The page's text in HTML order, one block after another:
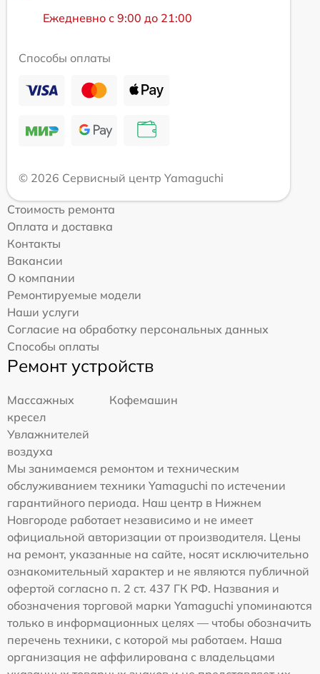
Ежедневно с 9:00 до 21:00
Способы оплаты
© 2026 Сервисный центр Yamaguchi
Стоимость ремонта
Оплата и доставка
Контакты
Вакансии
О компании
Ремонтируемые модели
Наши услуги
Согласие на обработку персональных данных
Способы оплаты
Ремонт устройств
Массажных
кресел
Кофемашин
Увлажнителей
воздуха
Мы занимаемся ремонтом и техническим
обслуживанием техники Yamaguchi по истечении
гарантийного периода. Наш центр в Нижнем
Новгороде работает независимо и не имеет
официальной авторизации от производителя. Цены
на ремонт, указанные на сайте, носят исключительно
ознакомительный характер и не являются публичной
офертой согласно п. 2 ст. 437 ГК РФ. Названия и
обозначения торговой марки Yamaguchi упоминаются
только в информационных целях — чтобы обозначить
перечень техники, с которой мы работаем. Наша
организация не аффилирована с владельцами